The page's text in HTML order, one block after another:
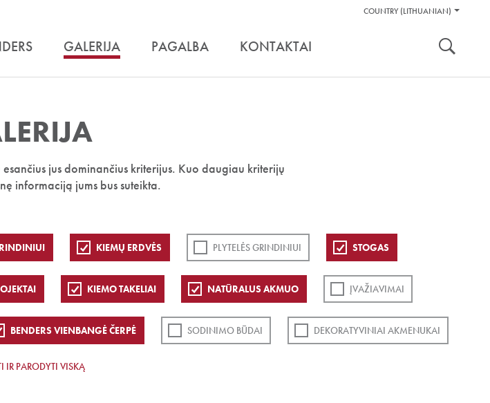
Pagalbos
COUNTRY (LITHUANIAN)
GALERIJA PAGALBA KONTAKTAI
jus dominančius kriterijus. Kuo daugiau kriterijų
informaciją jums bus suteikta.
KIEMŲ ERDVĖS PLYTELĖS GRINDINIUI STOGAS
KIEMO TAKELIAI NATŪRALUS AKMUO ĮVAŽIAVIMAI
BENDERS VIENBANGĖ ČERPĖ SODINIMO BŪDAI DEKORATYVINIAI AKMENUKAI
IR PARODYTI VISKĄ